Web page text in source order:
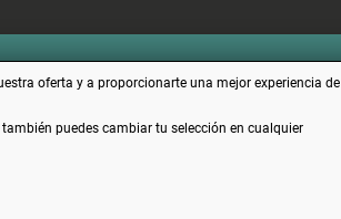
oferta y a proporcionarte una mejor experiencia de
puedes cambiar tu selección en cualquier